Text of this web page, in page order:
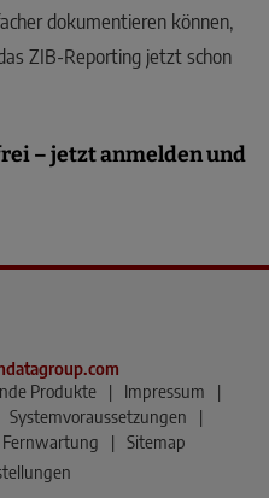
dokumentieren können,
ZIB-Reporting jetzt schon
– jetzt anmelden und
Produkte | Impressum
|
Systemvoraussetzungen
|
Fernwartung |
Sitemap